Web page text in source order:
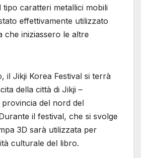
tipo caratteri metallici mobili
effettivamente utilizzato
che iniziassero le altre
il Jikji Korea Festival si terrà
della città di Jikji –
del nord del
il festival, che si svolge
3D sarà utilizzata per
culturale del libro.